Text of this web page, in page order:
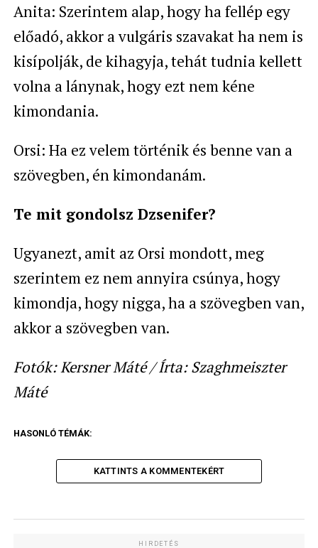
Anita: Szerintem alap, hogy ha fellép egy
előadó, akkor a vulgáris szavakat ha nem is
kisípolják, de kihagyja, tehát tudnia kellett
volna a lánynak, hogy ezt nem kéne
kimondania.
Orsi: Ha ez velem történik és benne van a
szövegben, én kimondanám.
Te mit gondolsz Dzsenifer?
Ugyanezt, amit az Orsi mondott, meg
szerintem ez nem annyira csúnya, hogy
kimondja, hogy nigga, ha a szövegben van,
akkor a szövegben van.
Fotók: Kersner Máté / Írta: Szaghmeiszter
Máté
HASONLÓ TÉMÁK:
KATTINTS A KOMMENTEKÉRT
HIRDETÉS